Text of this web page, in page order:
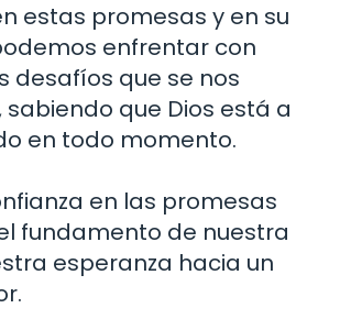
estas promesas y en su
enfrentar con
desafíos que se nos
que Dios está a
en todo momento.
en las promesas
fundamento de nuestra
esperanza hacia un